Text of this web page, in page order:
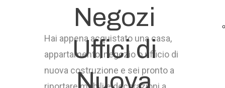
Negozi
Uffici di
Nuova
Hai appena acquistato una casa,
appartamento, negozio o ufficio di
nuova costruzione e sei pronto a